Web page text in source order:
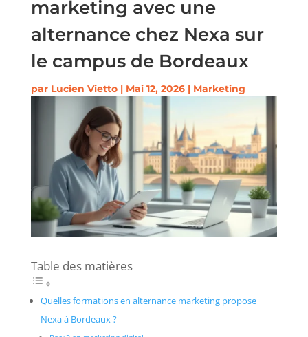
marketing avec une
alternance chez Nexa sur
le campus de Bordeaux
par Lucien Vietto| Mai 12, 2026| Marketing
Table des matières
Quelles formations en alternance marketing propose
Nexa à Bordeaux ?